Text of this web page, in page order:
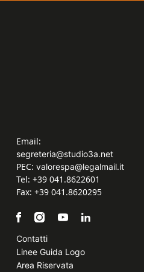
Email:
segreteria@studio3a.net
PEC: valorespa@legalmail.it
Tel: +39 041.8622601
Fax: +39 041.8620295
Contatti
Linee Guida Logo
Area Riservata